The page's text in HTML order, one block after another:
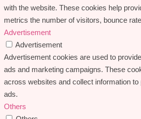
with the website. These cookies help
metrics the number of visitors, bounce
Advertisement
Advertisement
Advertisement cookies are used to
ads and marketing campaigns. These
across websites and collect information
ads.
Others